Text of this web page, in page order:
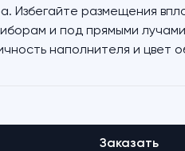
Избегайте размещения
и под прямыми
наполнителя и цвет
Заказать